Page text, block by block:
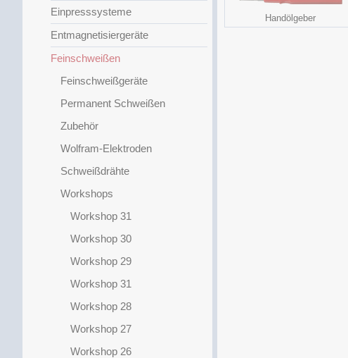
Einpresssysteme
Entmagnetisiergeräte
Feinschweißen
Feinschweißgeräte
Permanent Schweißen
Zubehör
Wolfram-Elektroden
Schweißdrähte
Workshops
Workshop 31
Workshop 30
Workshop 29
Workshop 31
Workshop 28
Workshop 27
Workshop 26
Handölgeber